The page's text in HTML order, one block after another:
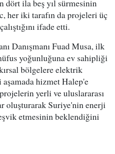
dört ila beş yıl sürmesinin
her iki tarafın da projeleri üç
ifade etti.
Danışmanı Fuad Musa, ilk
yoğunluğuna ev sahipliği
bölgelere elektrik
aşamada hizmet Halep'e
yerli ve uluslararası
oluşturarak Suriye'nin enerji
etmesinin beklendiğini